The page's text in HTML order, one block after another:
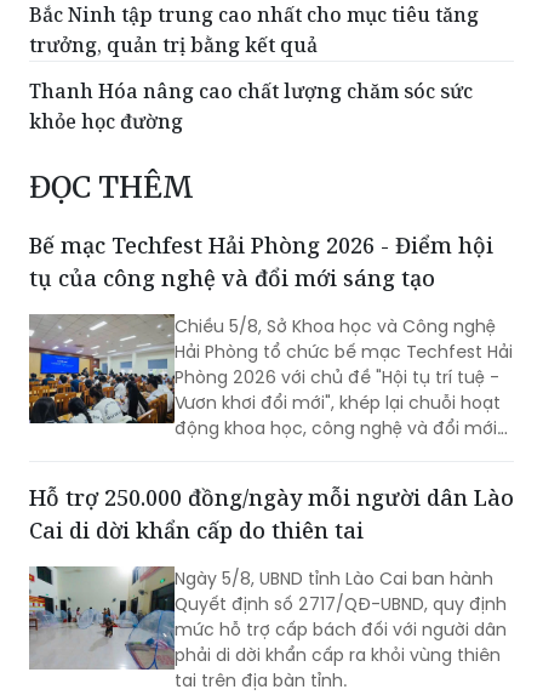
Bắc Ninh tập trung cao nhất cho mục tiêu tăng
trưởng, quản trị bằng kết quả
Thanh Hóa nâng cao chất lượng chăm sóc sức
khỏe học đường
ĐỌC THÊM
Bế mạc Techfest Hải Phòng 2026 - Điểm hội
tụ của công nghệ và đổi mới sáng tạo
Chiều 5/8, Sở Khoa học và Công nghệ
Hải Phòng tổ chức bế mạc Techfest Hải
Phòng 2026 với chủ đề "Hội tụ trí tuệ -
Vươn khơi đổi mới", khép lại chuỗi hoạt
động khoa học, công nghệ và đổi mới
Hỗ trợ 250.000 đồng/ngày mỗi người dân Lào
Cai di dời khẩn cấp do thiên tai
Ngày 5/8, UBND tỉnh Lào Cai ban hành
Quyết định số 2717/QĐ-UBND, quy định
mức hỗ trợ cấp bách đối với người dân
phải di dời khẩn cấp ra khỏi vùng thiên
tai trên địa bàn tỉnh.